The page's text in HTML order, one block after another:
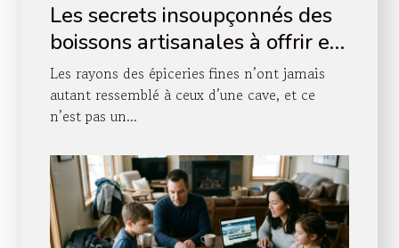
Les secrets insoupçonnés des
boissons artisanales à offrir en
boutique
Les rayons des épiceries fines n’ont jamais
autant ressemblé à ceux d’une cave, et ce
n’est pas un...